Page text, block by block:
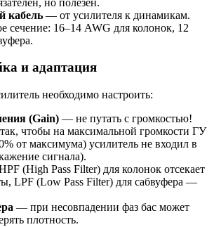
кабель — от усилителя к динамикам.
сечение: 16–14 AWG для колонок, 12
и адаптация
необходимо настроить:
(Gain) — не путать с громкостью!
так, чтобы на максимальной громкости ГУ
от максимума) усилитель не входил в
сигнала).
(High Pass Filter) для колонок отсекает
LPF (Low Pass Filter) для сабвуфера —
— при несовпадении фаз бас может
плотность.